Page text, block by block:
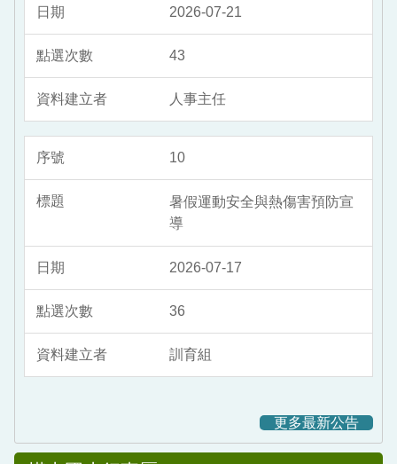
2026-07-21
43
人事主任
10
暑假運動安全與熱傷害預防宣
導
2026-07-17
36
訓育組
更多最新公告